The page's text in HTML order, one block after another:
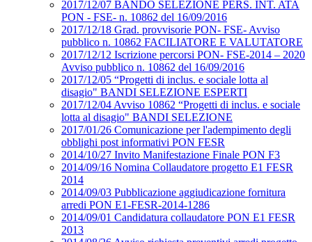
2017/12/07 BANDO SELEZIONE PERS. INT. ATA
PON - FSE- n. 10862 del 16/09/2016
2017/12/18 Grad. provvisorie PON- FSE- Avviso
pubblico n. 10862 FACILIATORE E VALUTATORE
2017/12/12 Iscrizione percorsi PON- FSE-2014 – 2020
Avviso pubblico n. 10862 del 16/09/2016
2017/12/05 “Progetti di inclus. e sociale lotta al
disagio" BANDI SELEZIONE ESPERTI
2017/12/04 Avviso 10862 “Progetti di inclus. e sociale
lotta al disagio" BANDI SELEZIONE
2017/01/26 Comunicazione per l'adempimento degli
obblighi post informativi PON FESR
2014/10/27 Invito Manifestazione Finale PON F3
2014/09/16 Nomina Collaudatore progetto E1 FESR
2014
2014/09/03 Pubblicazione aggiudicazione fornitura
arredi PON E1-FESR-2014-1286
2014/09/01 Candidatura collaudatore PON E1 FESR
2013